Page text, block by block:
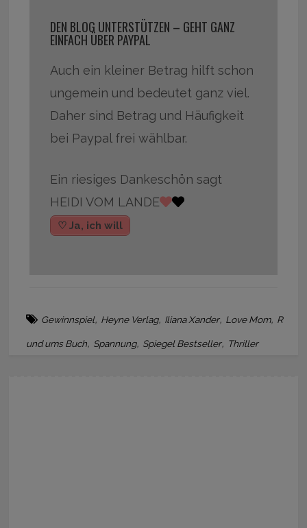
DEN BLOG UNTERSTÜTZEN – GEHT GANZ
EINFACH ÜBER PAYPAL
Auch ein kleiner Betrag hilft schon
ungemein und bedeutet ganz viel.
Daher sind Betrag und Häufigkeit
bei Paypal frei wählbar.
Ein riesiges Dankeschön sagt
HEIDI VOM LANDE
♡ Ja, ich will
Gewinnspiel, Heyne Verlag, Iliana Xander, Love Mom, R
und ums Buch, Spannung, Spiegel Bestseller, Thriller